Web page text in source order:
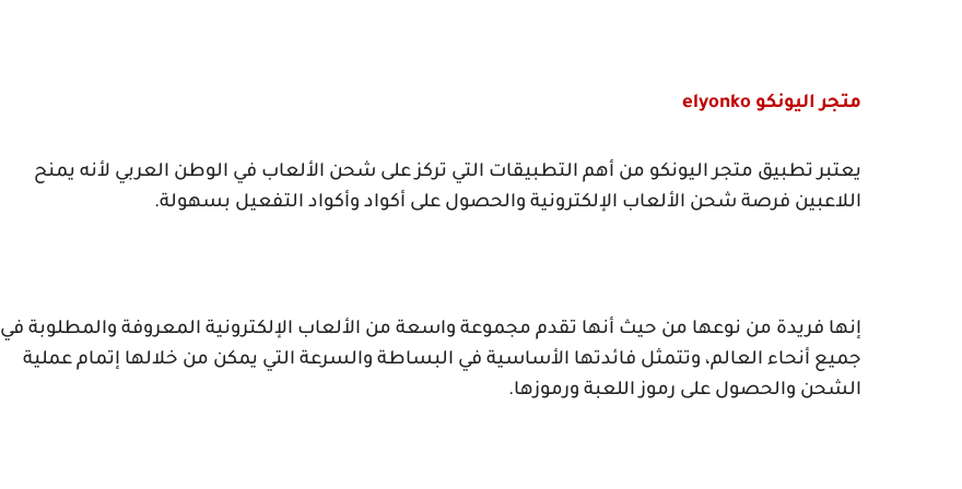
متجر اليونكو elyonko
يعتبر تطبيق متجر اليونكو من أهم التطبيقات التي تركز على شحن الألعاب في الوطن العربي لأنه يمنح
اللاعبين فرصة شحن الألعاب الإلكترونية والحصول على أكواد وأكواد التفعيل بسهولة.
إنها فريدة من نوعها من حيث أنها تقدم مجموعة واسعة من الألعاب الإلكترونية المعروفة والمطلوبة في
جميع أنحاء العالم، وتتمثل فائدتها الأساسية في البساطة والسرعة التي يمكن من خلالها إتمام عملية
الشحن والحصول على رموز اللعبة ورموزها.